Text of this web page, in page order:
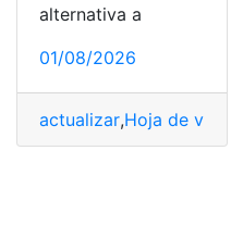
alternativa a
01/08/2026
actualizar,Hoja de vida